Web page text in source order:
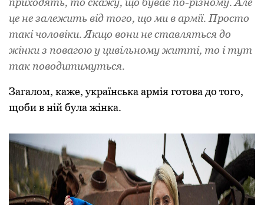
це не залежить від того, що ми в армії. Просто
такі чоловіки. Якщо вони не ставляться до
жінки з повагою у цивільному житті, то і тут
так поводитимуться.
Загалом, каже, українська армія готова до того,
щоби в ній була жінка.